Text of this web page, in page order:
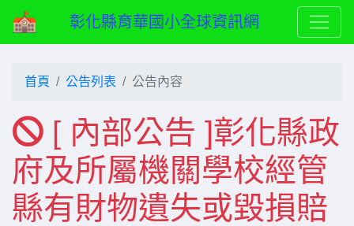
彰化縣育華國小全球資訊網
首頁 公告列表 公告內容
[ 內部公告 ]彰化縣政
府及所屬機關學校經管
縣有財物遺失或毀損賠